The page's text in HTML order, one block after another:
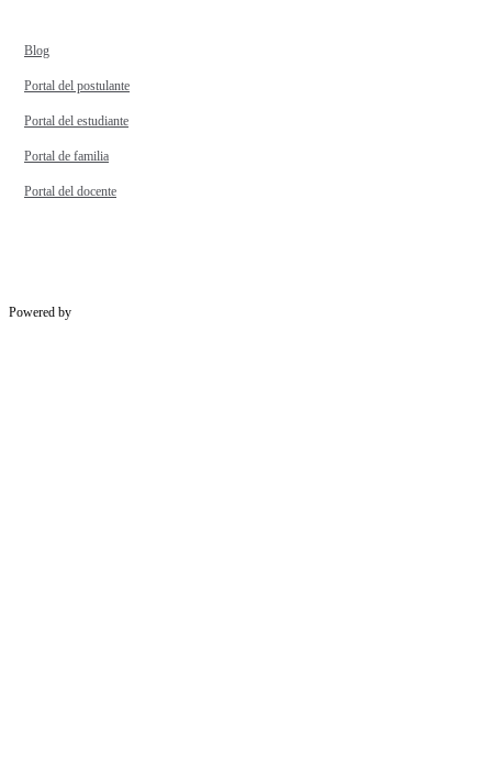
Blog
Portal del postulante
Portal del estudiante
Portal de familia
Portal del docente
Powered by